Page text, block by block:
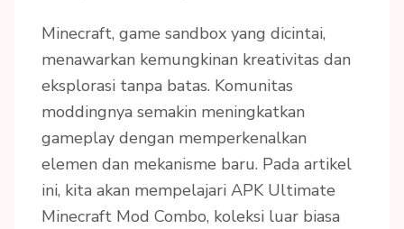
Minecraft, game sandbox yang dicintai,
menawarkan kemungkinan kreativitas dan
eksplorasi tanpa batas. Komunitas
moddingnya semakin meningkatkan
gameplay dengan memperkenalkan
elemen dan mekanisme baru. Pada artikel
ini, kita akan mempelajari APK Ultimate
Minecraft Mod Combo, koleksi luar biasa